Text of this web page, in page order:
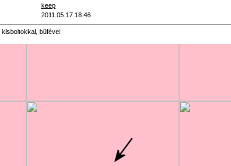
keep
2011.05.17 18:46
kisboltokkal, büfével